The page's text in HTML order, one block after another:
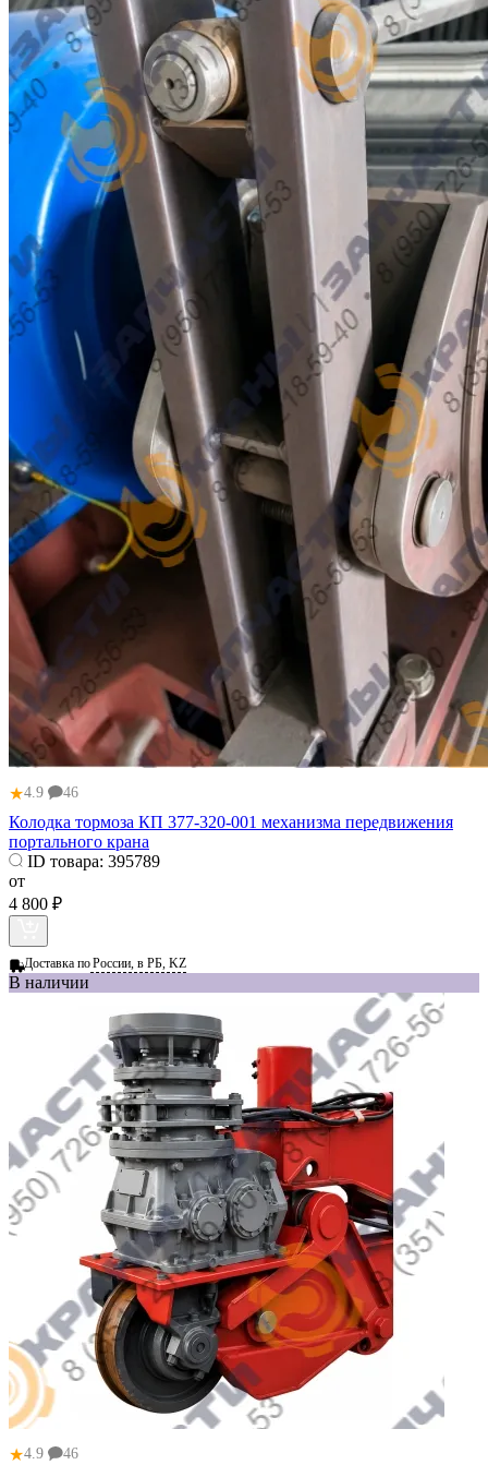
★4.9 46
Колодка тормоза КП 377-320-001 механизма передвижения
портального крана
ID товара: 395789
от
4 800 ₽
Доставка поРоссии, в РБ, KZ
В наличии
★4.9 46